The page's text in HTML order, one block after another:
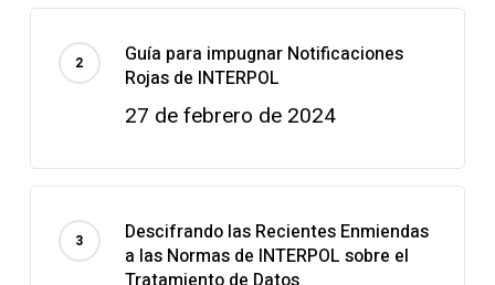
Guía para impugnar Notificaciones
Rojas de INTERPOL
27 de febrero de 2024
Descifrando las Recientes Enmiendas
a las Normas de INTERPOL sobre el